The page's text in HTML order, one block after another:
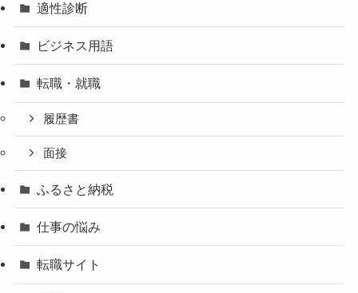
適性診断
ビジネス用語
転職・就職
履歴書
面接
ふるさと納税
仕事の悩み
転職サイト